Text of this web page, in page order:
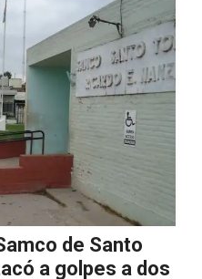
de Santo
a golpes a dos